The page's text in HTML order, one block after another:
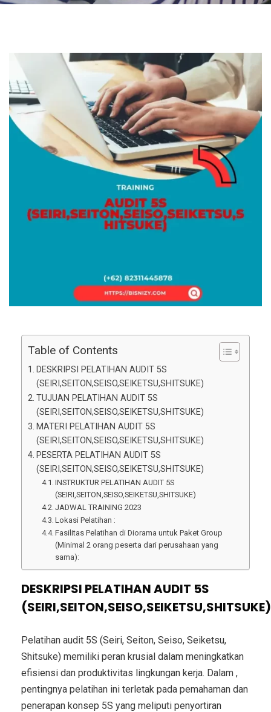
Table of Contents
DESKRIPSI PELATIHAN AUDIT 5S
(SEIRI,SEITON,SEISO,SEIKETSU,SHITSUKE)
TUJUAN PELATIHAN AUDIT 5S
(SEIRI,SEITON,SEISO,SEIKETSU,SHITSUKE)
MATERI PELATIHAN AUDIT 5S
(SEIRI,SEITON,SEISO,SEIKETSU,SHITSUKE)
PESERTA PELATIHAN AUDIT 5S
(SEIRI,SEITON,SEISO,SEIKETSU,SHITSUKE)
INSTRUKTUR PELATIHAN AUDIT 5S
(SEIRI,SEITON,SEISO,SEIKETSU,SHITSUKE)
JADWAL TRAINING 2023
Lokasi Pelatihan :
Fasilitas Pelatihan di Diorama untuk Paket Group
(Minimal 2 orang peserta dari perusahaan yang
sama):
DESKRIPSI PELATIHAN AUDIT 5S
Pelatihan audit 5S (Seiri, Seiton, Seiso, Seiketsu,
Shitsuke) memiliki peran krusial dalam meningkatkan
efisiensi dan produktivitas lingkungan kerja. Dalam ,
pentingnya pelatihan ini terletak pada pemahaman dan
penerapan konsep 5S yang meliputi penyortiran